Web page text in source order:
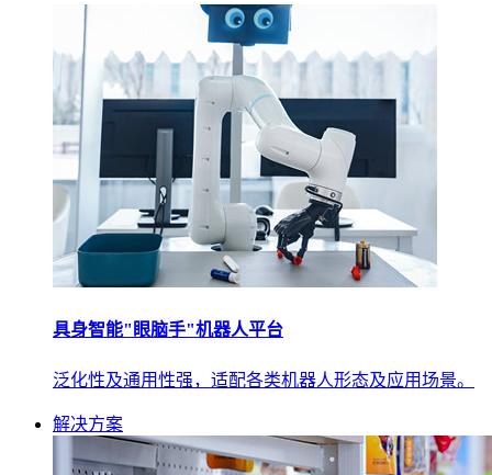
具身智能"眼脑手"机器人平台
泛化性及通用性强，适配各类机器人形态及应用场景。
解决方案